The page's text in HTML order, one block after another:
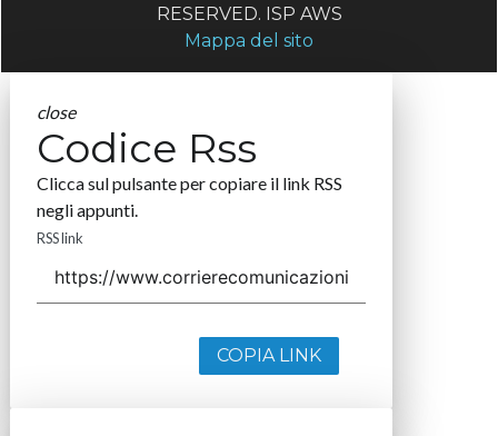
RESERVED. ISP AWS
Mappa del sito
close
Codice Rss
Clicca sul pulsante per copiare il link RSS
negli appunti.
RSS link
COPIA LINK